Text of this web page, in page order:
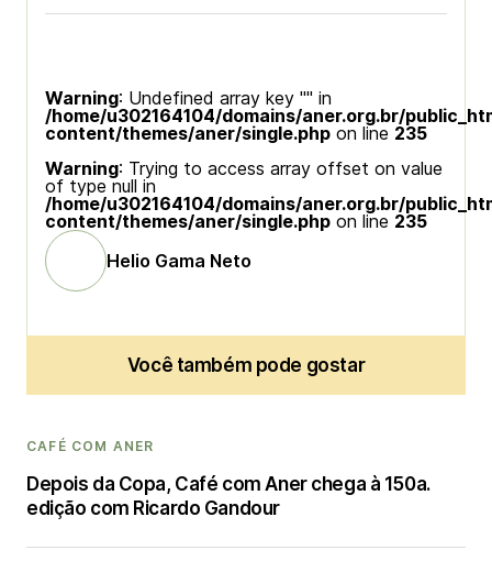
Warning: Undefined array key "" in
/home/u302164104/domains/aner.org.br/
content/themes/aner/single.php on line 235
Warning: Trying to access array offset on value
of type null in
/home/u302164104/domains/aner.org.br/
content/themes/aner/single.php on line 235
Helio Gama Neto
Você também pode gostar
CAFÉ COM ANER
Depois da Copa, Café com Aner chega à 150a.
edição com Ricardo Gandour